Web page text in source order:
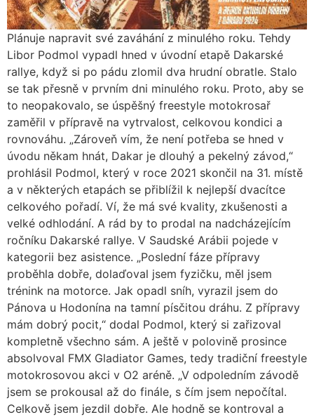
Plánuje napravit své zaváhání z minulého roku. Tehdy
Libor Podmol vypadl hned v úvodní etapě Dakarské
rallye, když si po pádu zlomil dva hrudní obratle. Stalo
se tak přesně v prvním dni minulého roku. Proto, aby se
to neopakovalo, se úspěšný freestyle motokrosař
zaměřil v přípravě na vytrvalost, celkovou kondici a
rovnováhu. „Zároveň vím, že není potřeba se hned v
úvodu někam hnát, Dakar je dlouhý a pekelný závod,“
prohlásil Podmol, který v roce 2021 skončil na 31. místě
a v některých etapách se přiblížil k nejlepší dvacítce
celkového pořadí. Ví, že má své kvality, zkušenosti a
velké odhlodání. A rád by to prodal na nadcházejícím
ročníku Dakarské rallye. V Saudské Arábii pojede v
kategorii bez asistence. „Poslední fáze přípravy
proběhla dobře, dolaďoval jsem fyzičku, měl jsem
trénink na motorce. Jak opadl sníh, vyrazil jsem do
Pánova u Hodonína na tamní písčitou dráhu. Z přípravy
mám dobrý pocit,“ dodal Podmol, který si zařizoval
kompletně všechno sám. A ještě v polovině prosince
absolvoval FMX Gladiator Games, tedy tradiční freestyle
motokrosovou akci v O2 aréně. „V odpoledním závodě
jsem se prokousal až do finále, s čím jsem nepočítal.
Celkově jsem jezdil dobře. Ale hodně se kontroval a